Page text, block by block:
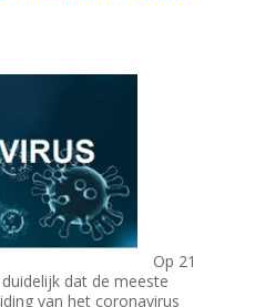
Op 21
dat de meeste
van het coronavirus